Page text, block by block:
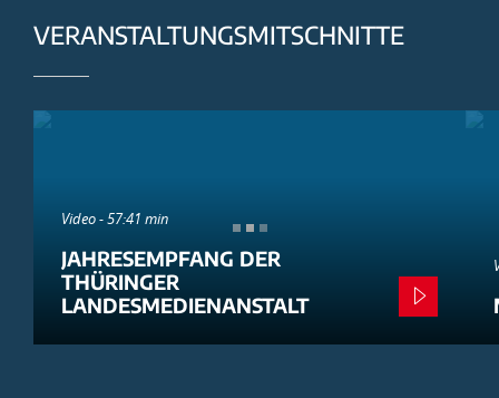
VERANSTALTUNGSMITSCHNITTE
Video - 57:41 min
JAHRESEMPFANG DER
THÜRINGER
LANDESMEDIENANSTALT